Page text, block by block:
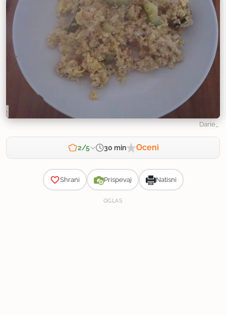
Darie_
2/5 30 min Oceni
Shrani Prispevaj Natisni
OGLAS